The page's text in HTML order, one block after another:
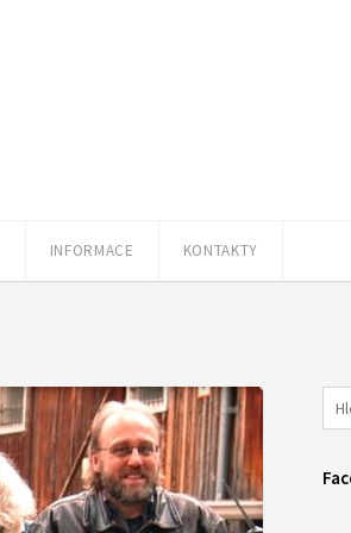
INFORMACE KONTAKTY